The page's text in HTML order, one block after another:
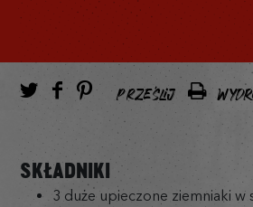
PRZEŚLIJ
SKŁADNIKI
3 duże upieczone ziemniaki w